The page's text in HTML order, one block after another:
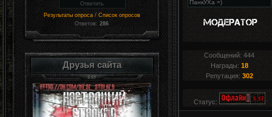
Результаты опроса / Список опросов
Ответов:286
Друзья сайта
Сообщений:444
Награды: 18
Репутация: 302
Статус: